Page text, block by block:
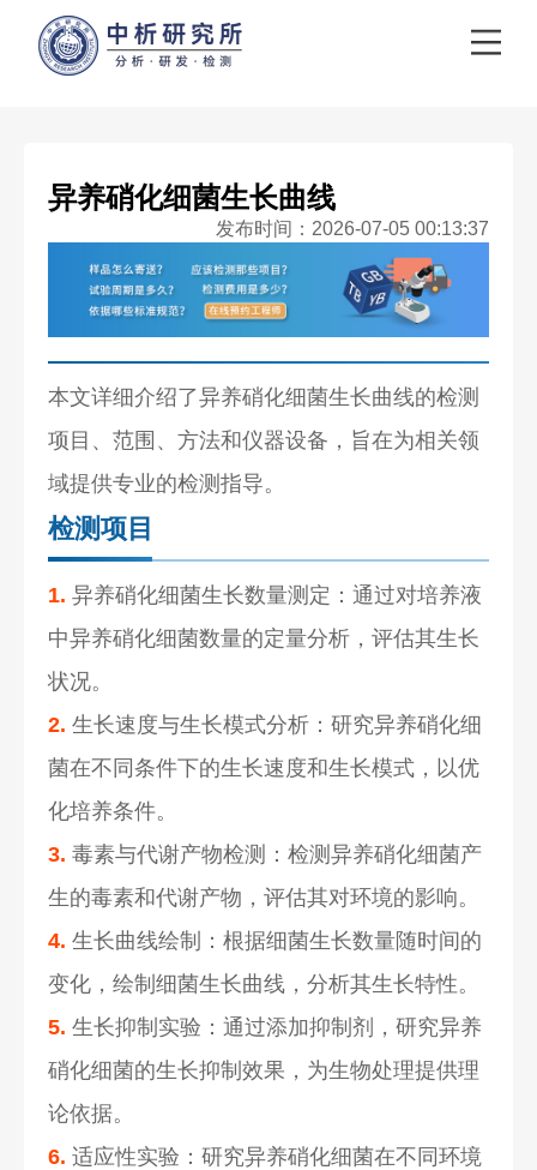
异养硝化细菌生长曲线
发布时间：2026-07-05 00:13:37
本文详细介绍了异养硝化细菌生长曲线的检测
项目、范围、方法和仪器设备，旨在为相关领
域提供专业的检测指导。
检测项目
1. 异养硝化细菌生长数量测定：通过对培养液
中异养硝化细菌数量的定量分析，评估其生长
状况。
2. 生长速度与生长模式分析：研究异养硝化细
菌在不同条件下的生长速度和生长模式，以优
化培养条件。
3. 毒素与代谢产物检测：检测异养硝化细菌产
生的毒素和代谢产物，评估其对环境的影响。
4. 生长曲线绘制：根据细菌生长数量随时间的
变化，绘制细菌生长曲线，分析其生长特性。
5. 生长抑制实验：通过添加抑制剂，研究异养
硝化细菌的生长抑制效果，为生物处理提供理
论依据。
6. 适应性实验：研究异养硝化细菌在不同环境